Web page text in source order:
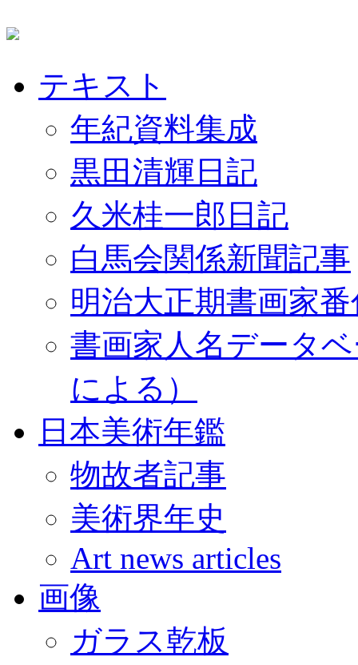
テキスト
年紀資料集成
黒田清輝日記
久米桂一郎日記
白馬会関係新聞記事
明治大正期書画家
書画家人名データ
による）
日本美術年鑑
物故者記事
美術界年史
Art news articles
画像
ガラス乾板